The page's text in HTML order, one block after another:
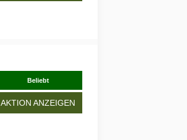
Beliebt
AKTION ANZEIGEN